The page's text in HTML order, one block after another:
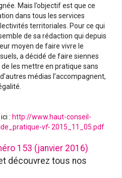
Mais l’objectif est que ce
dans tous les services
territoriales. Pour ce qui
de sa rédaction qui depuis
moyen de faire vivre le
a décidé de faire siennes
les mettre en pratique sans
médias l’accompagnent,
: http://www.haut-conseil-
vf-2015_11_05.pdf
153 (janvier 2016)
découvrez tous nos